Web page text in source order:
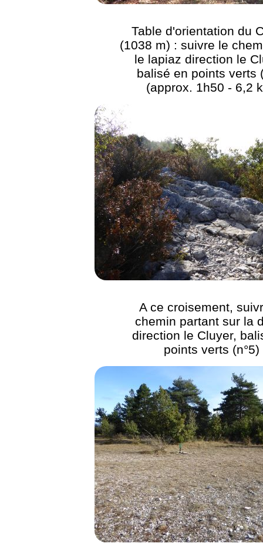
Table d'orientation du
(1038 m) : suivre le
le lapiaz direction le
balisé en points verts
(approx. 1h50 - 6,2
A ce croisement,
chemin partant sur la
direction le Cluyer,
points verts (n°5)